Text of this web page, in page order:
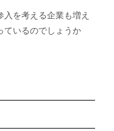
を考える企業も増え
ているのでしょうか